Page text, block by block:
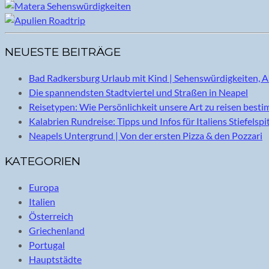
NEUESTE BEITRÄGE
Bad Radkersburg Urlaub mit Kind | Sehenswürdigkeiten,
Die spannendsten Stadtviertel und Straßen in Neapel
Reisetypen: Wie Persönlichkeit unsere Art zu reisen
Kalabrien Rundreise: Tipps und Infos für Italiens
Neapels Untergrund | Von der ersten Pizza & den Pozzari
KATEGORIEN
Europa
Italien
Österreich
Griechenland
Portugal
Hauptstädte